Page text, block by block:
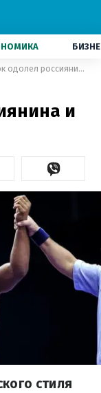
Беленюк одолел россиянина и стал чемпионом
и
стиля